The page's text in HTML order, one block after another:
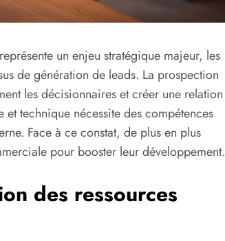
un enjeu stratégique majeur, les
de génération de leads. La prospection
les décisionnaires et créer une relation
technique nécessite des compétences
Face à ce constat, de plus en plus
pour booster leur développement.
des ressources